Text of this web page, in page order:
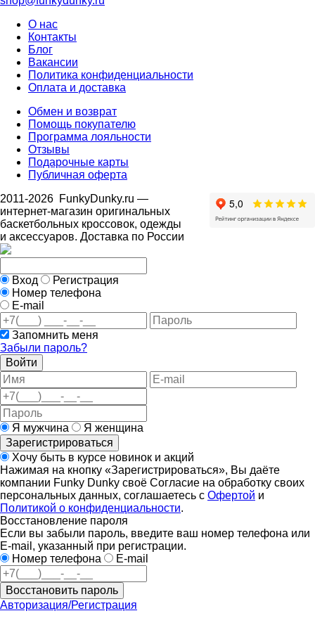
О нас
Контакты
Блог
Вакансии
Политика конфиденциальности
Оплата и доставка
Обмен и возврат
Помощь покупателю
Программа лояльности
Отзывы
Подарочные карты
Публичная оферта
2011-2026 FunkyDunky.ru —
интернет-магазин оригинальных
баскетбольных кроссовок, одежды
и аксессуаров. Доставка по России
Вход
Регистрация
Номер телефона
E-mail
Запомнить меня
Забыли пароль?
Войти
Я мужчина
Я женщина
Зарегистрироваться
Хочу быть в курсе новинок и акций
Нажимая на кнопку «Зарегистрироваться», Вы даёте
компании Funky Dunky своё Согласие на обработку своих
персональных данных, соглашаетесь с Офертой и
Политикой о конфиденциальности.
Восстановление пароля
Если вы забыли пароль, введите ваш номер телефона или
E-mail, указанный при регистрации.
Номер телефона
E-mail
Восстановить пароль
Авторизация/Регистрация